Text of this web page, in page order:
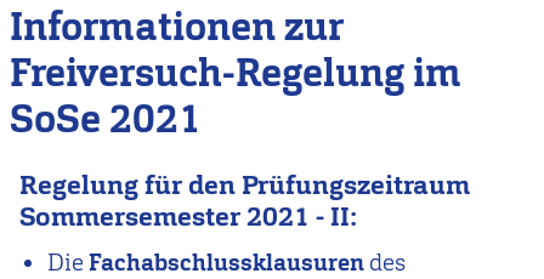
Informationen zur
Freiversuch-Regelung im
SoSe 2021
Regelung für den Prüfungszeitraum
Sommersemester 2021 - II:
DieFachabschlussklausuren des